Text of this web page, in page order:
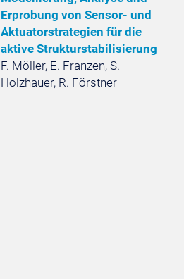
Erprobung von Sensor- und
Aktuatorstrategien für die
aktive Strukturstabilisierung
F. Möller, E. Franzen, S.
Holzhauer, R. Förstner